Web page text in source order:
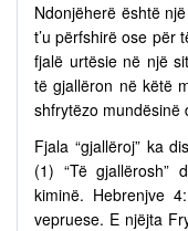
Ndonjëherë është
t’u përfshirë ose për
fjalë urtësie në një
të gjallëron në këtë
shfrytëzo mundësinë
Fjala “gjallëroj” ka
(1) “Të gjallërosh”
kiminë. Hebrenjve
vepruese. E njëjta